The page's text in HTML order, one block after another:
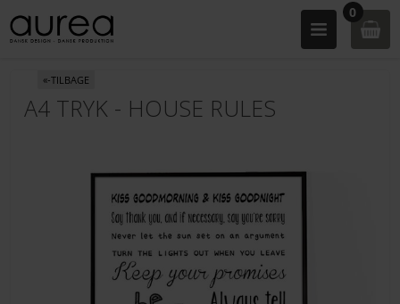
0
«-TILBAGE
A4 TRYK - HOUSE RULES